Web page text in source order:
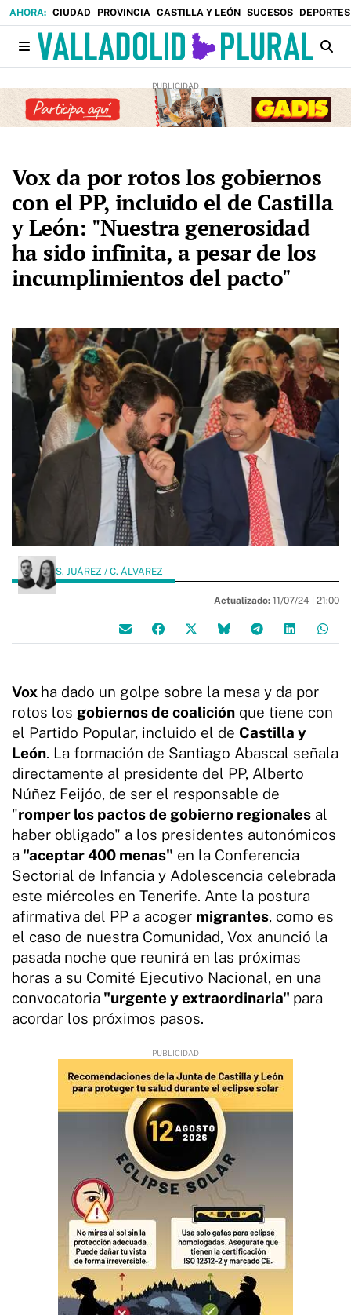
CIUDAD PROVINCIA CASTILLA Y LEÓN SUCESOS DEPORTES
Vox da por rotos los gobiernos
con el PP, incluido el de Castilla
y León: "Nuestra generosidad
ha sido infinita, a pesar de los
incumplimientos del pacto"
S. JUÁREZ / C. ÁLVAREZ
Actualizado: 11/07/24 | 21:00
Vox ha dado un golpe sobre la mesa y da por
rotos los gobiernos de coalición que tiene con
el Partido Popular, incluido el de Castilla y
León. La formación de Santiago Abascal señala
directamente al presidente del PP, Alberto
Núñez Feijóo, de ser el responsable de
"romper los pactos de gobierno regionales al
haber obligado" a los presidentes autonómicos
a "aceptar 400 menas" en la Conferencia
Sectorial de Infancia y Adolescencia celebrada
este miércoles en Tenerife. Ante la postura
afirmativa del PP a acoger migrantes, como es
el caso de nuestra Comunidad, Vox anunció la
pasada noche que reunirá en las próximas
horas a su Comité Ejecutivo Nacional, en una
convocatoria "urgente y extraordinaria" para
acordar los próximos pasos.